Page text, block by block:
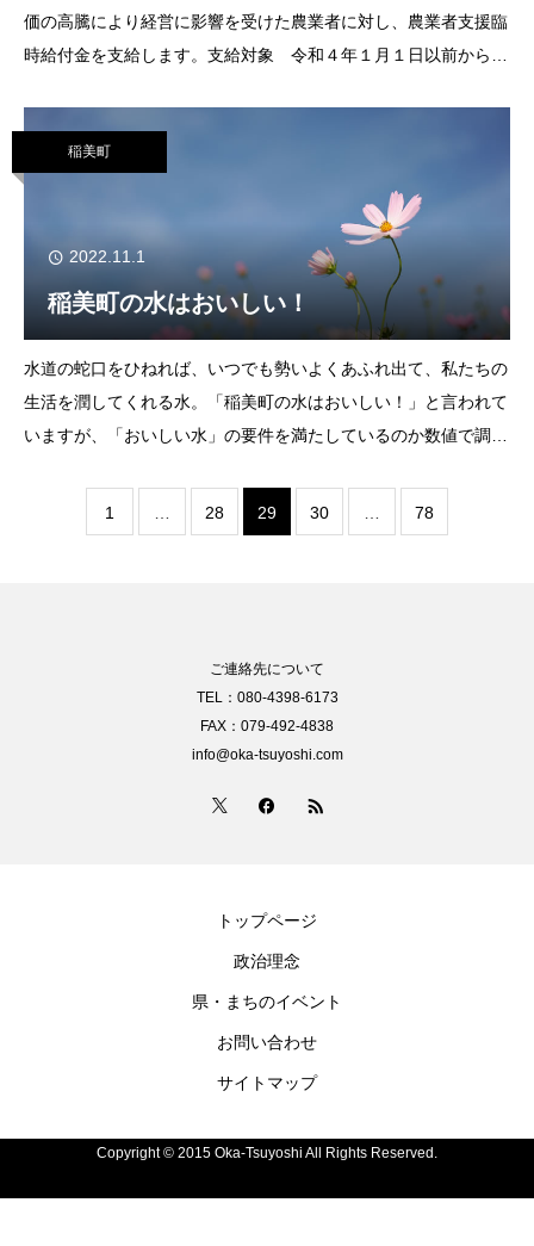
価の高騰により経営に影響を受けた農業者に対し、農業者支援臨
時給付金を支給します。支給対象 令和４年１月１日以前から町
稲美町
2022.11.1
稲美町の水はおいしい！
水道の蛇口をひねれば、いつでも勢いよくあふれ出て、私たちの
生活を潤してくれる水。「稲美町の水はおいしい！」と言われて
いますが、「おいしい水」の要件を満たしているのか数値で調べ
1 28 29 30 78
ご連絡先について
TEL：080-4398-6173
FAX：079-492-4838
info@oka-tsuyoshi.com
トップページ
政治理念
県・まちのイベント
お問い合わせ
サイトマップ
Copyright © 2015 Oka-Tsuyoshi All Rights Reserved.